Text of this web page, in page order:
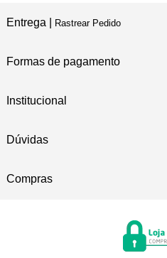
Entrega | Rastrear Pedido
Formas de pagamento
Institucional
Dúvidas
Compras